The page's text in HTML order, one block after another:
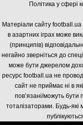
Політика у сфері
Матеріали сайту
в азартних іграх може
(принципів)
негайно зверніться до
може бути джерелом
ресурс football.ua не
сайт не приймає ні в
пов’язані/можуть бути
тоталізаторами. Будь-